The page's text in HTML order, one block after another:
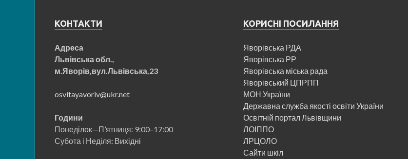
КОНТАКТИ
Адреса
Львівська обл.,
м.Яворів,вул.Львівська,23
osvitayavoriv@ukr.net
Години
Понеділок—П’ятниця: 9:00–17:00
Субота і Неділя: Вихідні
КОРИСНІ ПОСИЛАННЯ
Яворівська РДА
Яворівська РР
Яворівська міська рада
Яворівський ЦПРПП
МОН України
Державна служба якості освіти України
Освітній портал Львівщини
ЛОІППО
ЛРЦОЛО
Сайти шкіл